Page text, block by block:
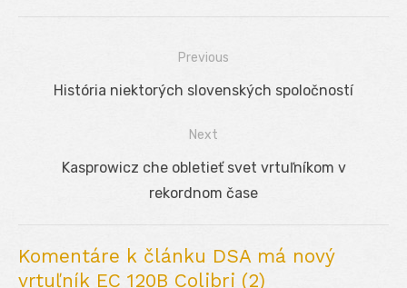
Navigácia
Previous
Previous
História niektorých slovenských spoločností
Next
Kasprowicz che obletieť svet vrtuľníkom v
rekordnom čase
Komentáre k článku DSA má nový
vrtuľník EC 120B Colibri (2)